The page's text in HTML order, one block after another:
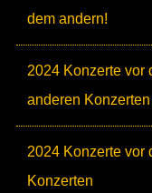
dem andern!
2024 Konzerte vor
anderen Konzerten
2024 Konzerte vor
Konzerten